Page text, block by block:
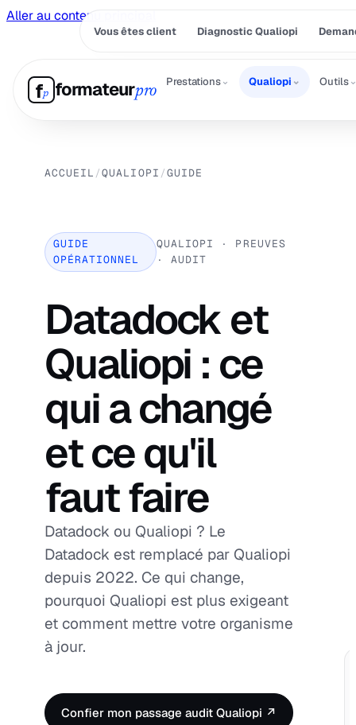
Aller au contenu principal
Vous êtes client Diagnostic Qualiopi
fp formateurpro
Prestations⌄ Qualiopi ⌄ Outils
ACCUEIL /QUALIOPI /GUIDE
GUIDE
OPÉRATIONNEL
QUALIOPI · PREUVES
· AUDIT
Datadock et
Qualiopi : ce
qui a changé
et ce qu'il
faut faire
Datadock ou Qualiopi ? Le
Datadock est remplacé par Qualiopi
depuis 2022. Ce qui change,
pourquoi Qualiopi est plus exigeant
et comment mettre votre organisme
à jour.
Confier mon passage audit Qualiopi ↗